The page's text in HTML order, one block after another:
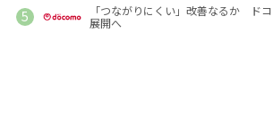
「つながりにくい」改善なるか ド
展開へ